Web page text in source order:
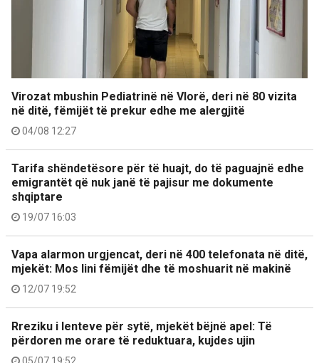
Virozat mbushin Pediatrinë në Vlorë, deri në 80 vizita
në ditë, fëmijët të prekur edhe me alergjitë
04/08 12:27
Tarifa shëndetësore për të huajt, do të paguajnë edhe
emigrantët që nuk janë të pajisur me dokumente
shqiptare
19/07 16:03
Vapa alarmon urgjencat, deri në 400 telefonata në ditë,
mjekët: Mos lini fëmijët dhe të moshuarit në makinë
12/07 19:52
Rreziku i lenteve për sytë, mjekët bëjnë apel: Të
përdoren me orare të reduktuara, kujdes ujin
05/07 19:52